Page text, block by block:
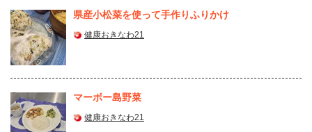
県産⼩松菜を使って⼿作りふりかけ
健康おきなわ21
マーボー島野菜
健康おきなわ21